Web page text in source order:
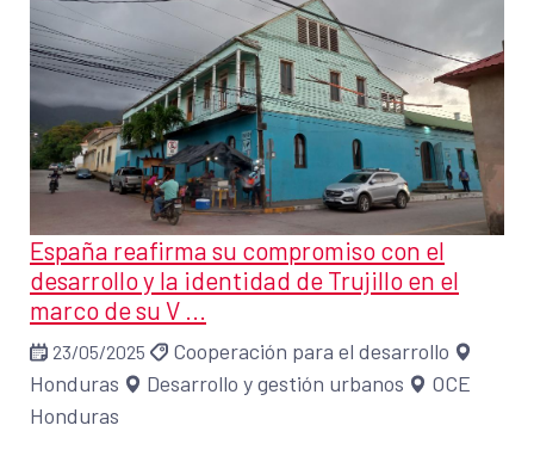
España reafirma su compromiso con el
desarrollo y la identidad de Trujillo en el
marco de su V ...
23/05/2025
Cooperación para el desarrollo
Honduras
Desarrollo y gestión urbanos
OCE
Honduras